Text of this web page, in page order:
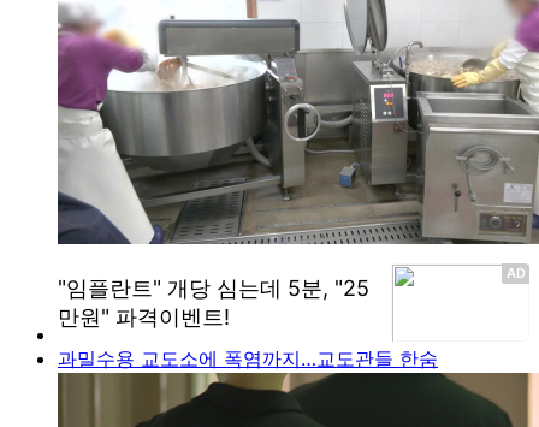
과밀수용 교도소에 폭염까지…교도관들 한숨